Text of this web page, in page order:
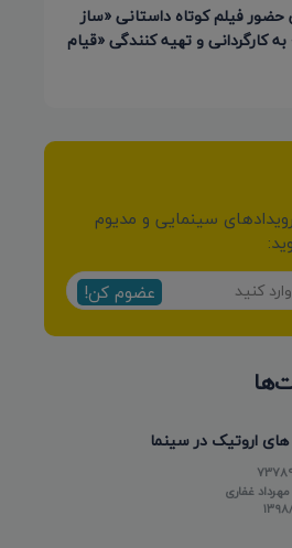
حضور فیلم کوتاه داستانی «ساز
به کارگردانی و تهیه کنندگی «قیام
سینمایی و مدیوم
عضوم کن!
اروتیک در سینما
مهرداد غفاری
۱۵